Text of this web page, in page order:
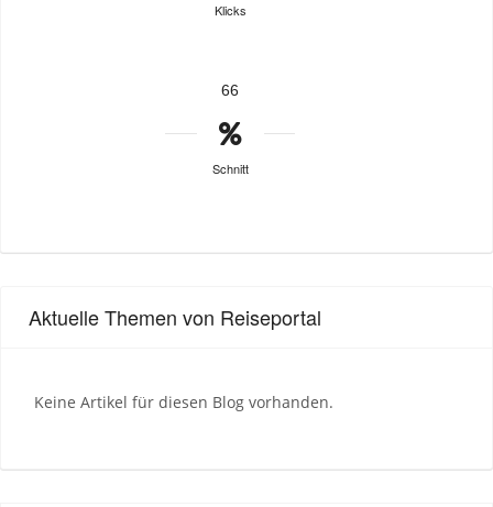
Klicks
66
Schnitt
Aktuelle Themen von Reiseportal
Keine Artikel für diesen Blog vorhanden.